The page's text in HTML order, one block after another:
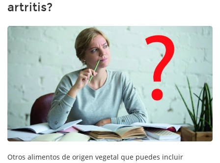
artritis?
Otros alimentos de origen vegetal que puedes incluir